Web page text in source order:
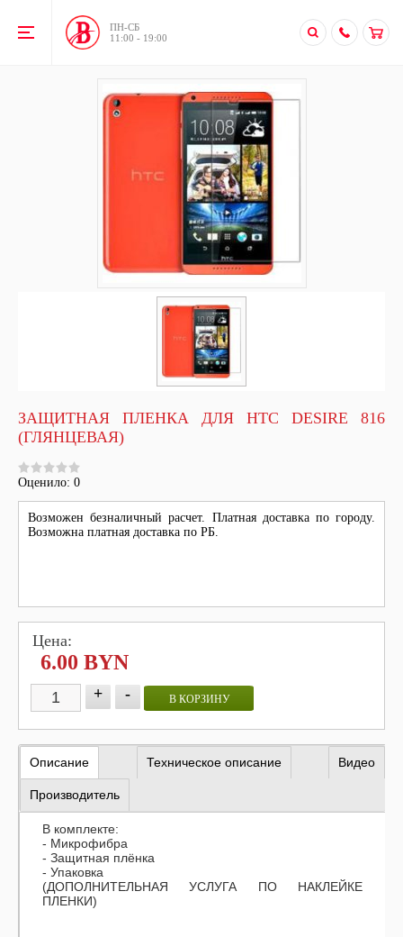
ПН-CБ
11:00 - 19:00
ЗАЩИТНАЯ ПЛЕНКА ДЛЯ HTC DESIRE 816
(ГЛЯНЦЕВАЯ)
Оценило: 0
Возможен безналичный расчет. Платная доставка по городу.
Возможна платная доставка по РБ.
Цена:
6.00 BYN
+ - В КОРЗИНУ
Описание Техническое описание Видео
Производитель
В комплекте:
- Микрофибра
- Защитная плёнка
- Упаковка
(ДОПОЛНИТЕЛЬНАЯ УСЛУГА ПО НАКЛЕЙКЕ
ПЛЕНКИ)